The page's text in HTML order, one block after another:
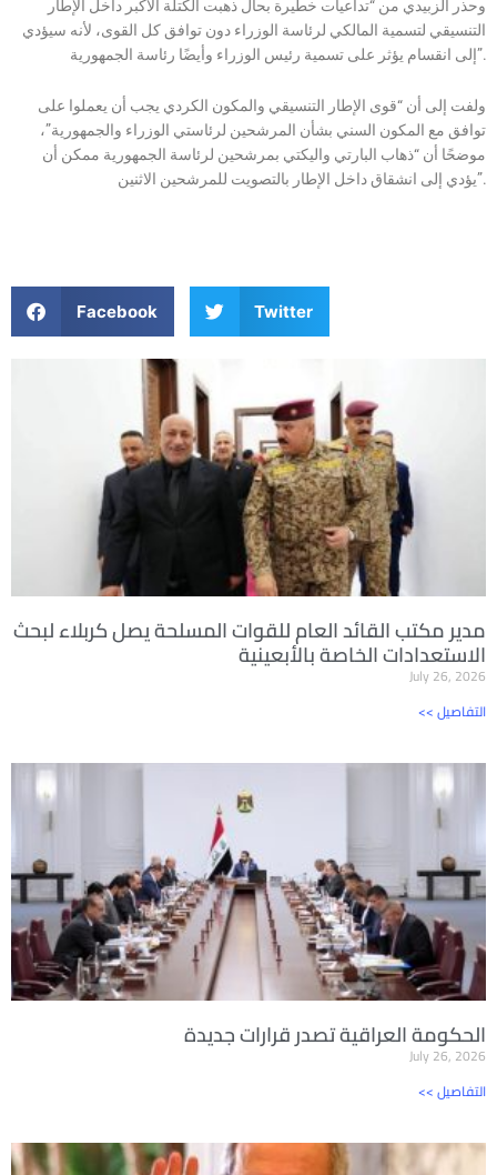
التنسيقي لتسمية المالكي لرئاسة الوزراء دون توافق كل القوى، لأنه سيؤدي
إلى انقسام يؤثر على تسمية رئيس الوزراء وأيضًا رئاسة الجمهورية”.
ولفت إلى أن “قوى الإطار التنسيقي والمكون الكردي يجب أن يعملوا على
توافق مع المكون السني بشأن المرشحين لرئاستي الوزراء والجمهورية”،
موضحًا أن “ذهاب البارتي واليكتي بمرشحين لرئاسة الجمهورية ممكن أن
يؤدي إلى انشقاق داخل الإطار بالتصويت للمرشحين الاثنين”.
Facebook Twitter
مدير مكتب القائد العام للقوات المسلحة يصل كربلاء لبحث
الاستعدادات الخاصة بالأبعينية
July 26, 2026
<< التفاصيل
الحكومة العراقية تصدر قرارات جديدة
July 26, 2026
<< التفاصيل